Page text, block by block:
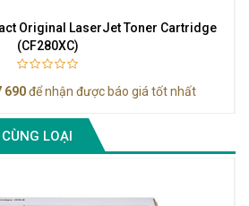
Original LaserJet Toner Cartridge
(CF280XC)
690để nhận được báo giá tốt nhất
LOẠI